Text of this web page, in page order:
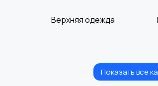
Верхняя одежда
Показать все